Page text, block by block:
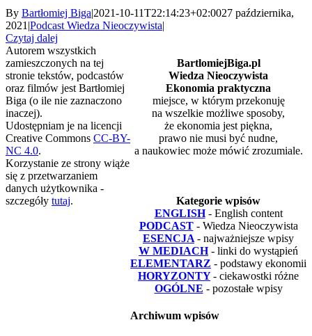
By Bartłomiej Biga|2021-10-11T22:14:23+02:0027 października,
2021 |Podcast Wiedza Nieoczywista|
Czytaj dalej
BartlomiejBiga.pl
Wiedza Nieoczywista
Ekonomia praktyczna
miejsce, w którym przekonuję
na wszelkie możliwe sposoby,
że ekonomia jest piękna,
prawo nie musi być nudne,
a naukowiec może mówić zrozumiale.
Kategorie wpisów
ENGLISH - English content
PODCAST - Wiedza Nieoczywista
ESENCJA - najważniejsze wpisy
W MEDIACH - linki do wystąpień
ELEMENTARZ - podstawy ekonomii
HORYZONTY - ciekawostki różne
OGÓLNE - pozostałe wpisy
Archiwum wpisów
Autorem wszystkich
zamieszczonych na tej
stronie tekstów, podcastów
oraz filmów jest Bartłomiej
Biga (o ile nie zaznaczono
inaczej).
Udostępniam je na licencji
Creative Commons CC-BY-
NC 4.0.
Korzystanie ze strony wiąże
się z przetwarzaniem
danych użytkownika -
szczegóły tutaj.